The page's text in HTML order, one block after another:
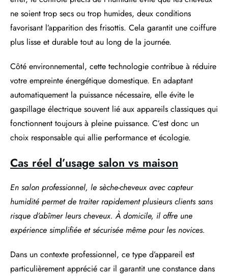
ne soient trop secs ou trop humides, deux conditions
favorisant l’apparition des frisottis. Cela garantit une coiffure
plus lisse et durable tout au long de la journée.
Côté environnemental, cette technologie contribue à réduire
votre empreinte énergétique domestique. En adaptant
automatiquement la puissance nécessaire, elle évite le
gaspillage électrique souvent lié aux appareils classiques qui
fonctionnent toujours à pleine puissance. C’est donc un
choix responsable qui allie performance et écologie.
Cas réel d’usage salon vs maison
En salon professionnel, le sèche-cheveux avec capteur
humidité permet de traiter rapidement plusieurs clients sans
risque d’abîmer leurs cheveux. À domicile, il offre une
expérience simplifiée et sécurisée même pour les novices.
Dans un contexte professionnel, ce type d’appareil est
particulièrement apprécié car il garantit une constance dans